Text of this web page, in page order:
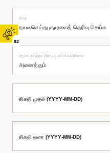
02
குழு
சமூகமளித்தார்/சமூகமளிக்கவில்லை
திகதி முதல் (YYYY-MM-DD)
திகதி வரை (YYYY-MM-DD)